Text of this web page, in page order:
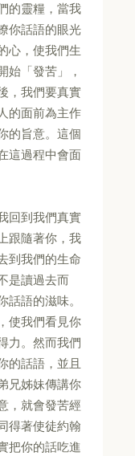
的靈糧，當我
你話語的眼光
心，使我們生
始「發苦」，
，我們要真實
的面前為主作
的旨意。這個
這過程中會面
回到我們真實
跟隨著你，我
到我們的生命
是讀過去而
語的滋味。
使我們看見你
力。然而我們
的話語，並且
兄姊妹傳講你
，就會發苦經
得著使徒約翰
把你的話吃進